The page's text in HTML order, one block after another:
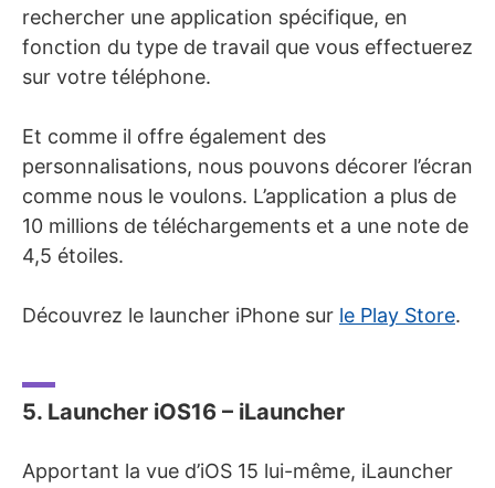
rechercher une application spécifique, en
fonction du type de travail que vous effectuerez
sur votre téléphone.
Et comme il offre également des
personnalisations, nous pouvons décorer l’écran
comme nous le voulons. L’application a plus de
10 millions de téléchargements et a une note de
4,5 étoiles.
Découvrez le launcher iPhone sur le Play Store.
5. Launcher iOS16 – iLauncher
Apportant la vue d’iOS 15 lui-même, iLauncher